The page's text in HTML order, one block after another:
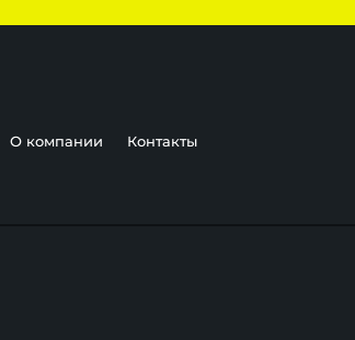
О компании Контакты